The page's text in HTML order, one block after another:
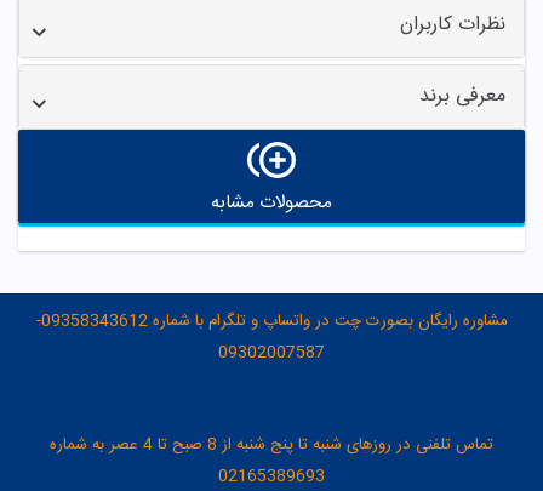
نظرات کاربران
معرفی برند
محصولات مشابه
مشاوره رایگان بصورت چت در واتساپ و تلگرام با شماره 09358343612-
09302007587
تماس تلفنی در روزهای شنبه تا پنج شنبه از 8 صبح تا 4 عصر به شماره
02165389693